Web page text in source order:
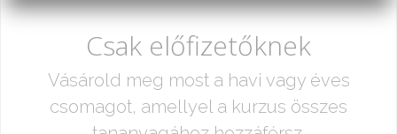
Csak előfizetőknek
Vásárold meg most a havi vagy éves
csomagot, amellyel a kurzus összes